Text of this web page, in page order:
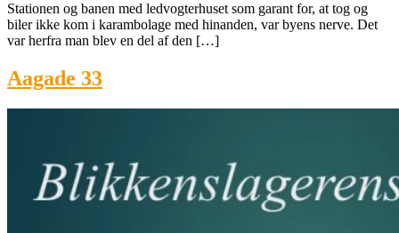
Stationen og banen med ledvogterhuset som garant for, at tog og
biler ikke kom i karambolage med hinanden, var byens nerve. Det
var herfra man blev en del af den […]
Aagade 33